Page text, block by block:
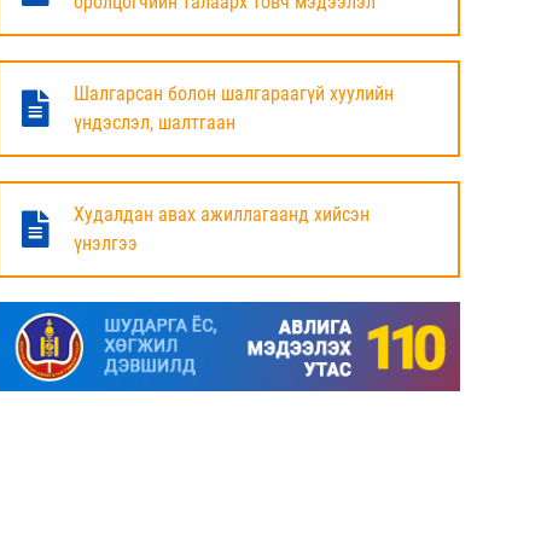
ХҮЛЭЭЛЦЭЖ БАЙНА
6 сар
МАЛ ТООЛЛОГЫН НЭГДСЭН ДҮНГ
ТАНИЛЦУУЛЛАА.
6 сар
НИЙСЛЭЛИЙН ИРГЭДИЙН
ТӨЛӨӨЛӨГЧДИЙН ХУРЛЫН ДАРГА, ЗАСАГ
ДАРГА НАРТАЙ ЦАХИМ УУЛЗАЛТ ХИЙЖ
БАЙНА
Шалгарсан болон шалгараагүй хуулийн
үндэслэл, шалтгаан
Худалдан авах ажиллагаанд хийсэн
үнэлгээ